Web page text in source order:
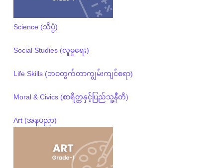
Science (သိပ္ပံ)
Social Studies (လူမှုရေး)
Life Skills (ဘဝတွက်တာကျွမ်းကျင်စရာ)
Moral & Civics (စာရိတ္တနှင့်ပြည်သူ့နီတိ)
Art (အနုပညာ)